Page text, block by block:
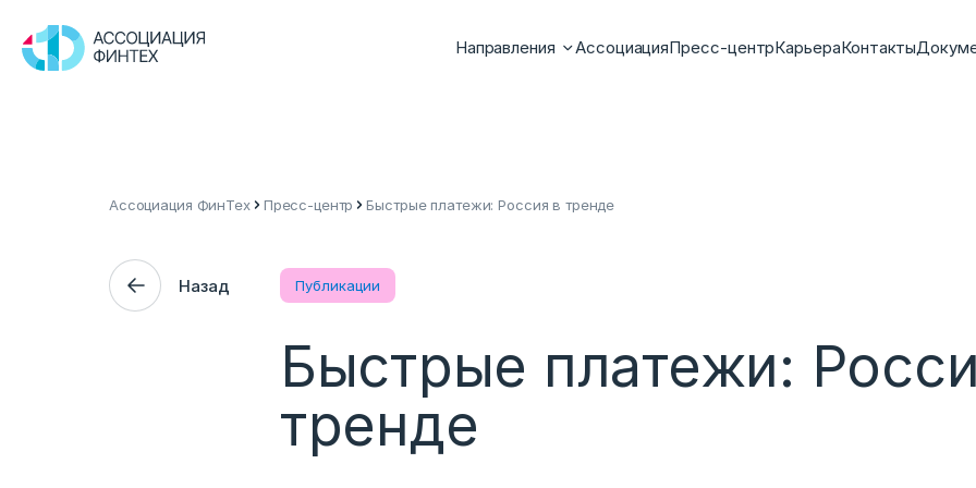
Направления АссоциацияПресс-центрКарьераКонтакты
Ассоциация ФинТех Пресс-центр Быстрые платежи: Россия в тренде
Назад Публикации
Быстрые платежи:
тренде